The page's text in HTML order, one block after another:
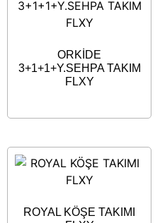
ORKİDE
3+1+1+Y.SEHPA TAKIM
FLXY
ROYAL KÖŞE TAKIMI